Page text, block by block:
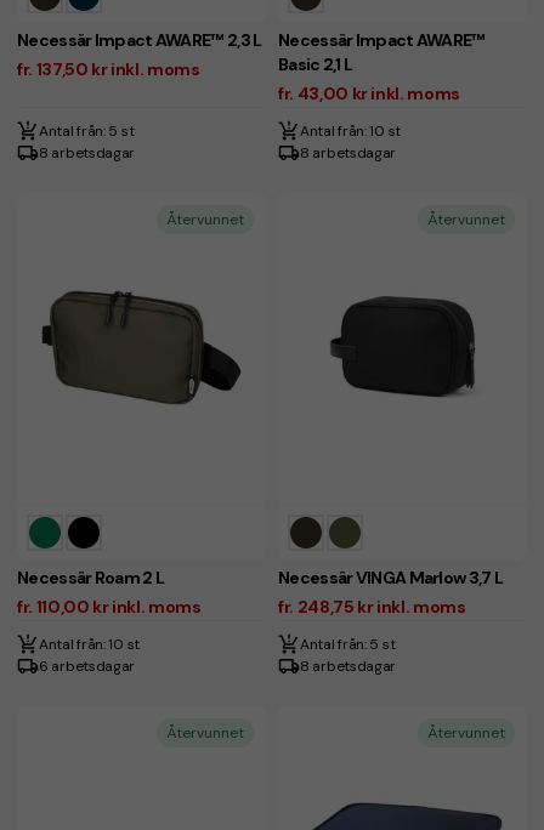
Necessär Impact AWARE™ 2,3 L
fr. 137,50 kr inkl. moms
Antal från: 5 st
8 arbetsdagar
Necessär Impact AWARE™
Basic 2,1 L
fr. 43,00 kr inkl. moms
Antal från: 10 st
8 arbetsdagar
Återvunnet
Necessär Roam 2 L
fr. 110,00 kr inkl. moms
Antal från: 10 st
6 arbetsdagar
Återvunnet
Necessär VINGA Marlow 3,7 L
fr. 248,75 kr inkl. moms
Antal från: 5 st
8 arbetsdagar
Återvunnet Återvunnet